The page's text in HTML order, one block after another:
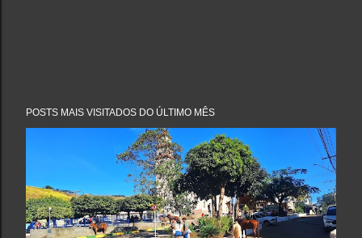
POSTS MAIS VISITADOS DO ÚLTIMO MÊS